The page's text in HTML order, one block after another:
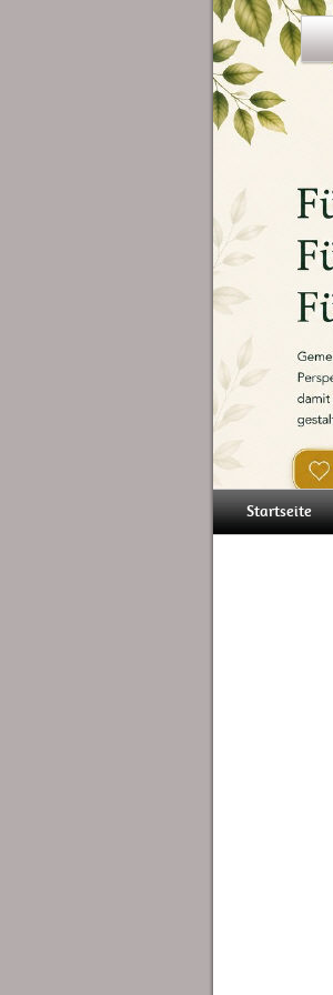
Startseite